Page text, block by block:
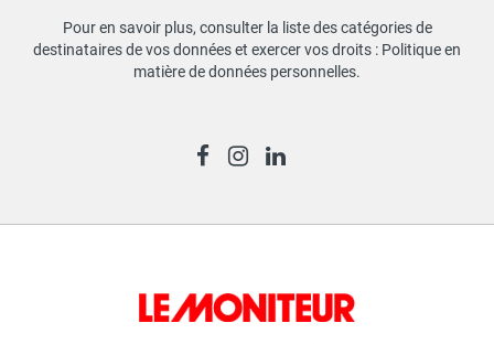
Pour en savoir plus, consulter la liste des catégories de
destinataires de vos données et exercer vos droits : Politique en
matière de données personnelles.